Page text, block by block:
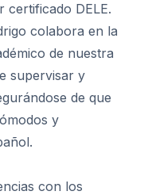
certificado DELE.
colabora en la
de nuestra
supervisar y
de que
y
con los